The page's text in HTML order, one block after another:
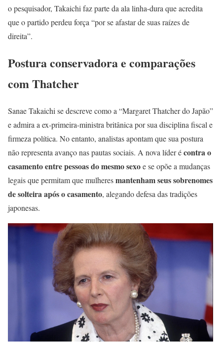
o pesquisador, Takaichi faz parte da ala linha-dura que acredita
que o partido perdeu força “por se afastar de suas raízes de
direita”.
Postura conservadora e comparações
com Thatcher
Sanae Takaichi se descreve como a “Margaret Thatcher do Japão”
e admira a ex-primeira-ministra britânica por sua disciplina fiscal e
firmeza política. No entanto, analistas apontam que sua postura
não representa avanço nas pautas sociais. A nova líder écontra o
casamento entre pessoas do mesmo sexoe se opõe a mudanças
legais que permitam que mulheresmantenham seus sobrenomes
de solteira após o casamento, alegando defesa das tradições
japonesas.